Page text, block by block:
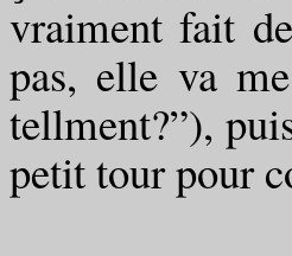
vraiment fait
pas, elle va
tellment?”),
petit tour pour